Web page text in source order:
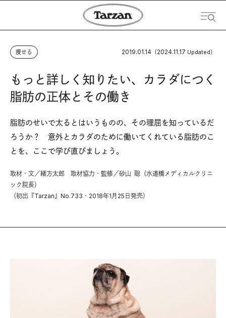
痩せる 2019.01.14 （2024.11.17 Updated）
もっと詳しく知りたい、カラダにつく
脂肪の正体とその働き
脂肪のせいで太るとはいうものの、その理屈を知っているだ
ろうか？ 意外とカラダのために働いてくれている脂肪のこ
とを、ここで学び直びましょう。
取材・文／緒方太郎 取材協力・監修／砂山 聡（水道橋メディカルクリニ
ック院長）
（初出『Tarzan』No.733・2018年1月25日発売）